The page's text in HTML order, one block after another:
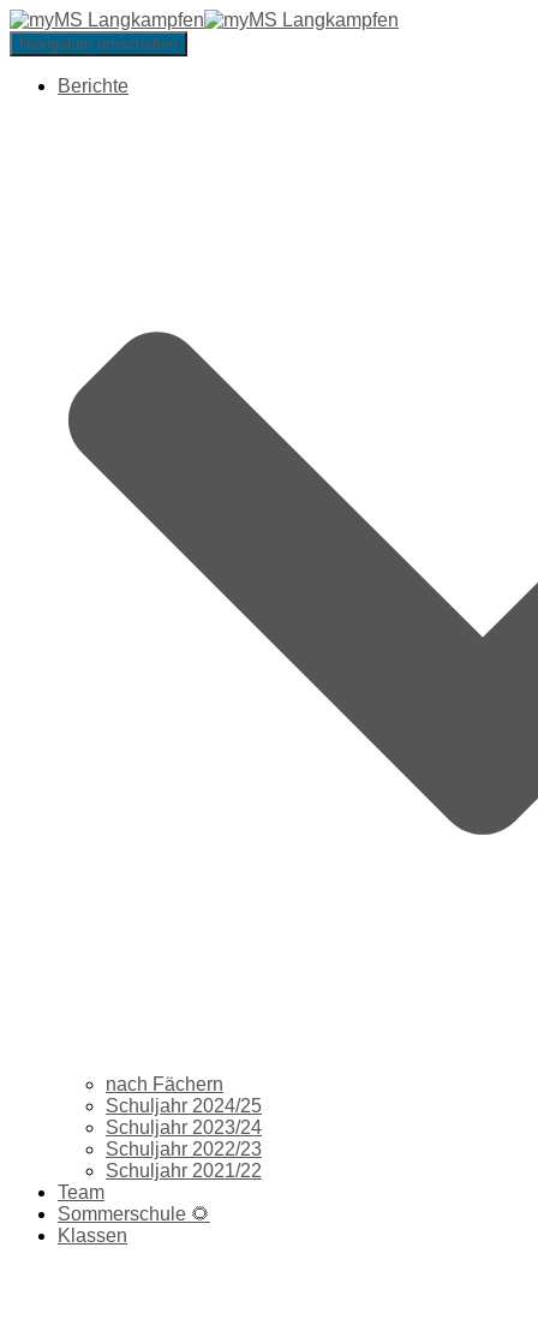
Navigation umschalten
Berichte
nach Fächern
Schuljahr 2024/25
Schuljahr 2023/24
Schuljahr 2022/23
Schuljahr 2021/22
Team
Sommerschule 🌻
Klassen